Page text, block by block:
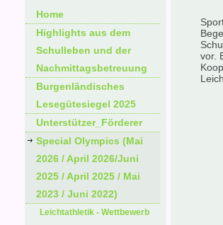
Home
Highlights aus dem
Schulleben und der
Nachmittagsbetreuung
Burgenländisches
Lesegütesiegel 2025
Unterstützer_Förderer
Special Olympics (Mai
2026 / April 2026/Juni
2025 / April 2025 / Mai
2023 / Juni 2022)
Leichtathletik - Wettbewerb
vor.